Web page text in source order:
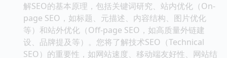
解SEO的基本原理，包括关键词研究、站内优化（On-
page SEO，如标题、元描述、内容结构、图片优化
等）和站外优化（Off-page SEO，如高质量外链建
设、品牌提及等）。您将了解技术SEO（Technical
SEO）的重要性，如网站速度、移动端友好性、网站结